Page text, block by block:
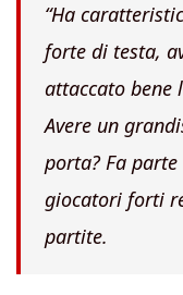
“Ha
forte di testa,
attaccato bene
Avere un
porta? Fa
giocatori forti
partite.